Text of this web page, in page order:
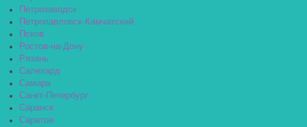
Петрозаводск
Петропавловск-Камчатский
Псков
Ростов-на-Дону
Рязань
Салехард
Самара
Санкт-Петербург
Саранск
Саратов